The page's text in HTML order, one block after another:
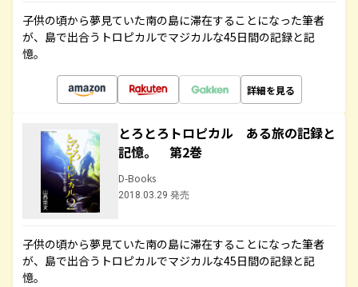
子供の頃から夢見ていた南の島に滞在することになった筆者
が、島で出合うトロピカルでマジカルな45日間の記録と記
憶。
詳細を見る
とろとろトロピカル ある旅の記録と
記憶。 第2巻
D-Books
2018.03.29 発売
子供の頃から夢見ていた南の島に滞在することになった筆者
が、島で出合うトロピカルでマジカルな45日間の記録と記
憶。